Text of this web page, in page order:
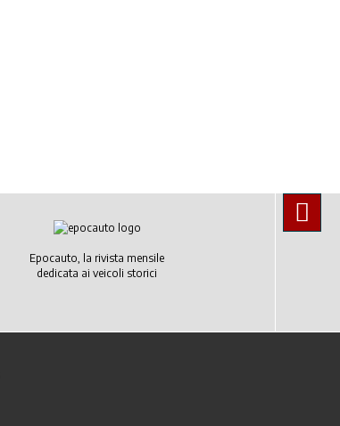
Epocauto, la rivista mensile
dedicata ai veicoli storici